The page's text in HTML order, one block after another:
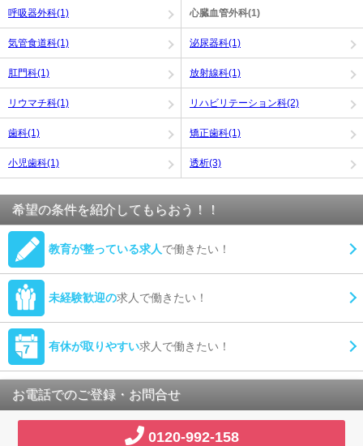
呼吸器外科(1) 心臓血管外科(1)
気管食道科(1) 泌尿器科(1)
肛門科(1) 放射線科(1)
リウマチ科(1) リハビリテーション科(2)
歯科(1) 矯正歯科(1)
小児歯科(1) 透析(3)
希望の条件を紹介してもらおう！！
教育が整っている求人で働きたい！
未経験歓迎の求人で働きたい！
有休が取りやすい求人で働きたい！
お電話でのご登録・お問合せ
0120-992-158